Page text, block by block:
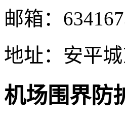
邮箱：
地址：安平
机场围界防